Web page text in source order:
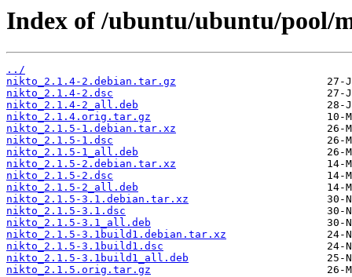
Index of /ubuntu/ubuntu/pool/
../
nikto_2.1.4-2.debian.tar.gz
nikto_2.1.4-2.dsc
nikto_2.1.4-2_all.deb
nikto_2.1.4.orig.tar.gz
nikto_2.1.5-1.debian.tar.xz
nikto_2.1.5-1.dsc
nikto_2.1.5-1_all.deb
nikto_2.1.5-2.debian.tar.xz
nikto_2.1.5-2.dsc
nikto_2.1.5-2_all.deb
nikto_2.1.5-3.1.debian.tar.xz
nikto_2.1.5-3.1.dsc
nikto_2.1.5-3.1_all.deb
nikto_2.1.5-3.1build1.debian.tar.xz
nikto_2.1.5-3.1build1.dsc
nikto_2.1.5-3.1build1_all.deb
nikto_2.1.5.orig.tar.gz